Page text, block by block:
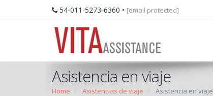
54-011-5273-6360 • [email protected]
Asistencia en viaje
Home Asistencias de viaje Asistencia en viaje